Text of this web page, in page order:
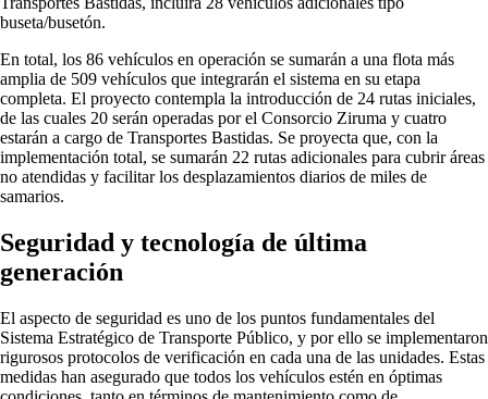
buseta/busetón.
En total, los 86 vehículos en operación se sumarán a una flota más
amplia de 509 vehículos que integrarán el sistema en su etapa
completa. El proyecto contempla la introducción de 24 rutas iniciales,
de las cuales 20 serán operadas por el Consorcio Ziruma y cuatro
estarán a cargo de Transportes Bastidas. Se proyecta que, con la
implementación total, se sumarán 22 rutas adicionales para cubrir áreas
no atendidas y facilitar los desplazamientos diarios de miles de
samarios.
Seguridad y tecnología de última
generación
El aspecto de seguridad es uno de los puntos fundamentales del
Sistema Estratégico de Transporte Público, y por ello se implementaron
rigurosos protocolos de verificación en cada una de las unidades. Estas
medidas han asegurado que todos los vehículos estén en óptimas